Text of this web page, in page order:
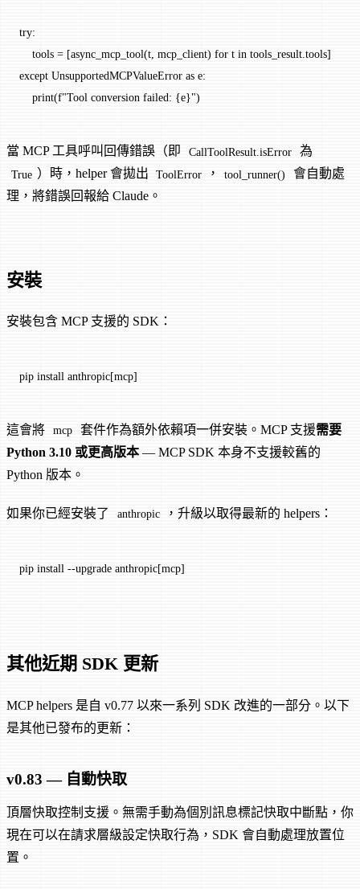
try:
    tools
= [async_mcp_tool(t, mcp_client) for t in tools_result.tools]
except UnsupportedMCPValueError as e:
    print
(f"Tool conversion failed: {e}")
當 MCP 工具呼叫回傳錯誤（即 CallToolResult.isError 為
True ）時，helper 會拋出 ToolError ， tool_runner()
會自動處
理，將錯誤回報給 Claude。
安裝
安裝包含 MCP 支援的 SDK：
pip install anthropic[mcp]
這會將 mcp 套件作為額外依賴項一併安裝。MCP 支援需要
Python 3.10 或更高版本— MCP SDK 本身不支援較舊的
Python 版本。
如果你已經安裝了 anthropic ，升級以取得最新的 helpers：
pip install --upgrade anthropic[mcp]
其他近期 SDK 更新
MCP helpers 是自 v0.77 以來一系列 SDK 改進的一部分。以下
是其他已發布的更新：
v0.83 — 自動快取
頂層快取控制支援。無需手動為個別訊息標記快取中斷點，你
現在可以在請求層級設定快取行為，SDK 會自動處理放置位
置。